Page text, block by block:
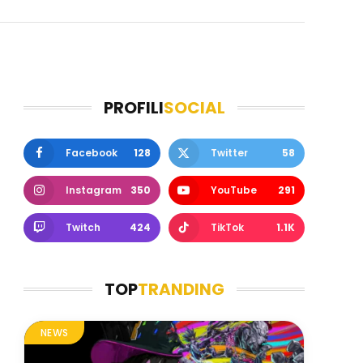
PROFILISOCIAL
Facebook 128 Twitter 58
Instagram 350 YouTube 291
Twitch 424 TikTok 1.1K
TOPTRANDING
NEWS